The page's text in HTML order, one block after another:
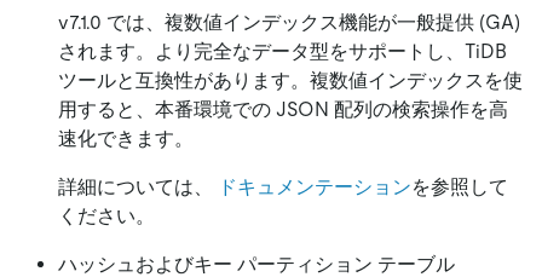
v7.1.0 では、複数値インデックス機能が一般提供 (GA)
されます。より完全なデータ型をサポートし、TiDB
ツールと互換性があります。複数値インデックスを使
用すると、本番環境での JSON 配列の検索操作を高
速化できます。
詳細については、 ドキュメンテーションを参照して
ください。
ハッシュおよびキー パーティション テーブル